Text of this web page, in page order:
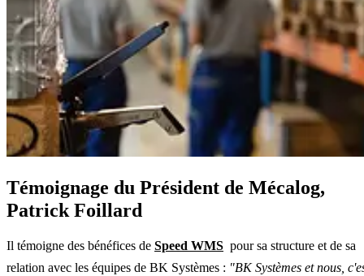
Témoignage du Président de Mécalog,
Patrick Foillard
Il témoigne des bénéfices de Speed WMS pour sa structure et de sa
relation avec les équipes de BK Systèmes : "BK Systèmes et nous,